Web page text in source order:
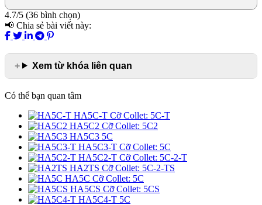
4.7/5 (36 bình chọn)
📢 Chia sẻ bài viết này:
Xem từ khóa liên quan
Có thể bạn quan tâm
HA5C-T Cỡ Collet: 5C-T
HA5C2 Cỡ Collet: 5C2
HA5C3 5C
HA5C3-T Cỡ Collet: 5C
HA5C2-T Cỡ Collet: 5C-2-T
HA2TS Cỡ Collet: 5C-2-TS
HA5C Cỡ Collet: 5C
HA5CS Cỡ Collet: 5CS
HA5C4-T 5C